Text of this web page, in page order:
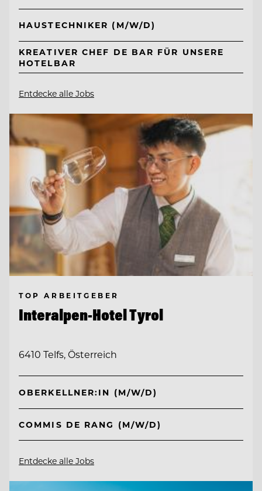
HAUSTECHNIKER (M/W/D)
KREATIVER CHEF DE BAR FÜR UNSERE
HOTELBAR
Entdecke alle Jobs
TOP ARBEITGEBER
Interalpen-Hotel Tyrol
6410 Telfs, Österreich
OBERKELLNER:IN (M/W/D)
COMMIS DE RANG (M/W/D)
Entdecke alle Jobs